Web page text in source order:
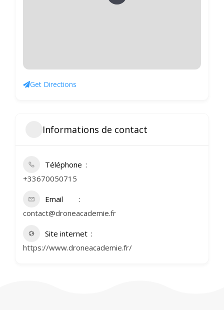
Get Directions
Informations de contact
Téléphone
+33670050715
Email
contact@droneacademie.fr
Site internet
https://www.droneacademie.fr/